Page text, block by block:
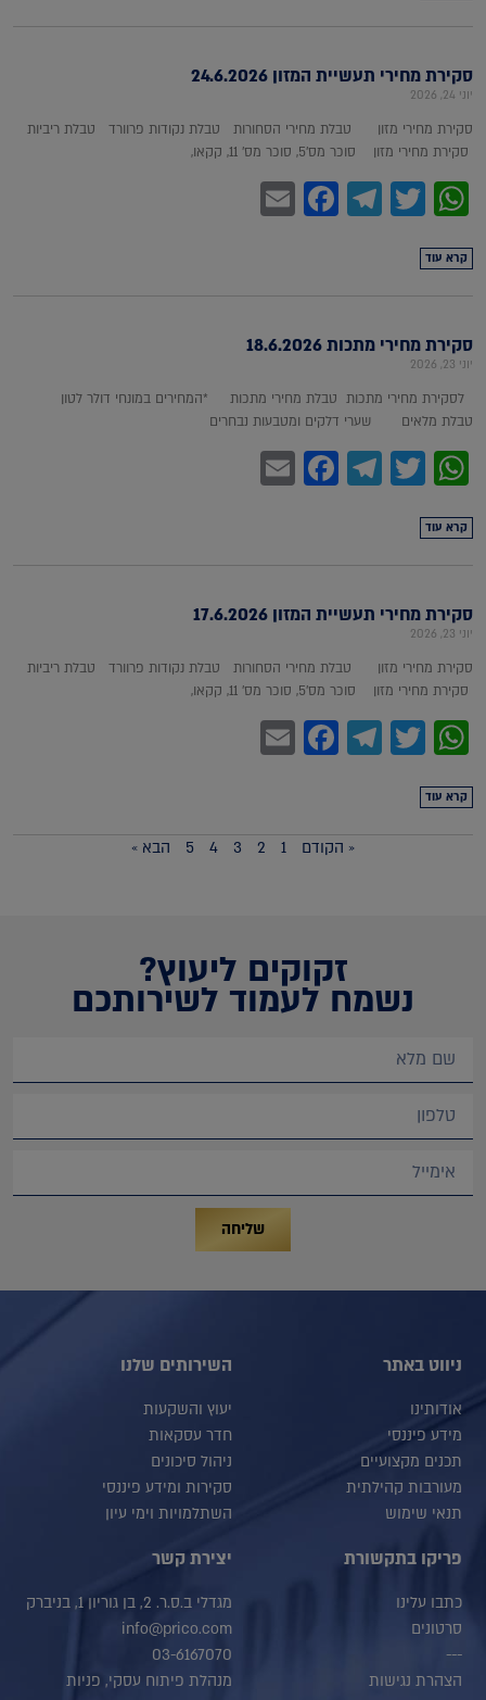
סקירת מחירי תעשיית המזון 24.6.2026
יוני 24, 2026
סקירת מחירי מזון טבלת מחירי הסחורות טבלת נקודות פרוורד טבלת ריביות
סקירת מחירי מזון סוכר מס'5, סוכר מס' 11, קקאו,
WhatsApp
Twitter
Telegram
Facebook
קרא עוד
סקירת מחירי מתכות 18.6.2026
יוני 23, 2026
לסקירת מחירי מתכות טבלת מחירי מתכות *המחירים במונחי דולר לטון
טבלת מלאים שערי דלקים ומטבעות נבחרים
WhatsApp
Twitter
Telegram
Facebook
קרא עוד
סקירת מחירי תעשיית המזון 17.6.2026
יוני 23, 2026
סקירת מחירי מזון טבלת מחירי הסחורות טבלת נקודות פרוורד טבלת ריביות
סקירת מחירי מזון סוכר מס'5, סוכר מס' 11, קקאו,
WhatsApp
Twitter
Telegram
Facebook
קרא עוד
« הקודם 1
2
3
4
5 הבא »
זקוקים ליעוץ?
נשמח לעמוד לשירותכם
שליחה
ניווט באתר
אודותינו
מידע פיננסי
תכנים מקצועיים
מעורבות קהילתית
תנאי שימוש
השירותים שלנו
יעוץ והשקעות
חדר עסקאות
ניהול סיכונים
סקירות ומידע פיננסי
השתלמויות וימי עיון
פריקו בתקשורת
כתבו עלינו
סרטונים
---
הצהרת נגישות
יצירת קשר
מגדלי ב.ס.ר. 2, בן גוריון 1, בניברק
info@prico.com
03-6167070
מנהלת פיתוח עסקי, פניות